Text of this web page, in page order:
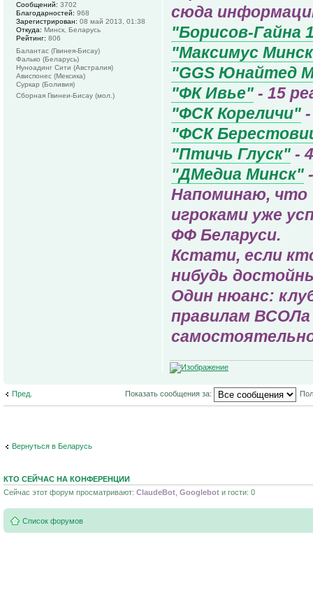
сюда
"Борисов-Гайна
"Максимус
"GGS Юнайтед
"ФК Ивье" - 15
"ФСК Кореличи"
"ФСК
"Птичь Глуск" -
"ДМедиа Минск"
Напоминаю, что
игроками уже
ФФ Беларуси.
Кстати, если
нибудь
Один нюанс:
правилам
Сообщений: 3702
Благодарностей: 968
Зарегистрирован: 08 май 2013, 01:38
Откуда: Минск, Беларусь
Рейтинг: 806
Балантас (Гвинея-Бисау)
Фалько (Беларусь)
Нуноадинг Сити (Австралия)
Ависпонес (Мексика)
Суркар (Боливия)
Сборная Гвинеи-Бисау (мол.)
Пред. Показать сообщения за:
Вернуться в Беларусь
КТО СЕЙЧАС НА КОНФЕРЕНЦИИ
Сейчас этот форум просматривают: ClaudeBot Googlebot и гости: 0
Список форумов